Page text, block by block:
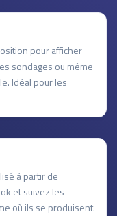
pour afficher
sondages ou même
Idéal pour les
à partir de
et suivez les
où ils se produisent.